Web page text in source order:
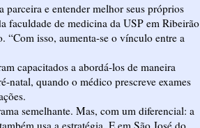
parceira e entender melhor seus próprios
faculdade de medicina da USP em Ribeirão
isso, aumenta-se o vínculo entre a
capacitados a abordá-los de maneira
natal, quando o médico prescreve exames
semelhante. Mas, com um diferencial: a
usa a estratégia. E em São José do